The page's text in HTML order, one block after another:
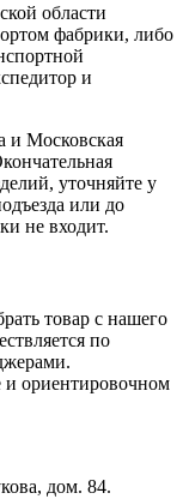
области
фабрики, либо
и
и Московская
уточняйте у
или до
не входит.
товар с нашего
по
и ориентировочном
дом. 84.